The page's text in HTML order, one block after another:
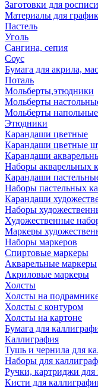
Заготовки для
Материалы для
Пастель
Уголь
Сангина, сепия
Соус
Бумага для акрила,
Поталь
Мольберты,этюдники
Мольберты
Мольберты напольные
Этюдники
Карандаши цветные
Карандаши цветные
Карандаши
Наборы акварельных
Карандаши
Наборы пастельных
Карандаши
Наборы
Художественные
Маркеры
Наборы маркеров
Спиртовые маркеры
Акварельные маркеры
Акриловые маркеры
Холсты
Холсты на
Холсты с контуром
Холсты на картоне
Бумага для
Каллиграфия
Тушь и чернила для
Наборы для
Ручки, картриджи для
Кисти для